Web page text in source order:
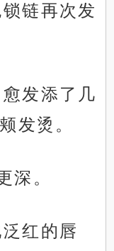
链再次发
发添了几
发烫。
深。
红的唇